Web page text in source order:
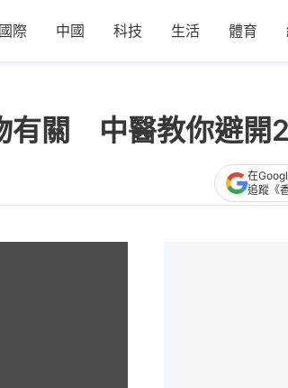
國際 中國 科技 生活 體育
有關 中醫教你避開
在
追蹤《